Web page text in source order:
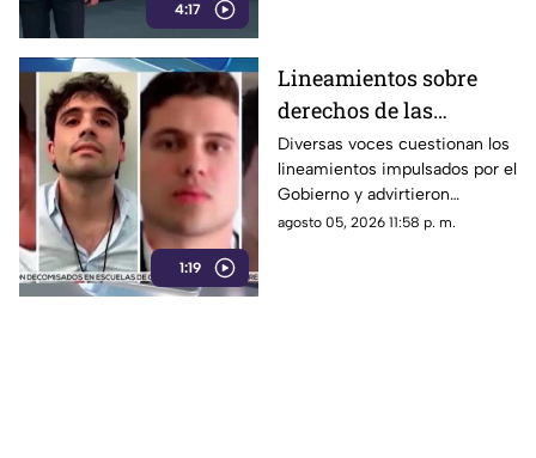
4:17
1:19
Lineamientos sobre
derechos de las
audiencias son
CENSURA disfrazada
Diversas voces cuestionan los
lineamientos impulsados por el
Gobierno y advirtieron
posibles riesgos para los
agosto 05, 2026 11:58 p. m.